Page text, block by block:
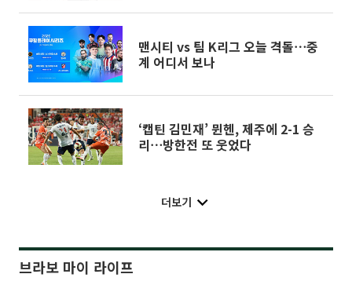
맨시티 vs 팀 K리그 오늘 격돌⋯중
계 어디서 보나
‘캡틴 김민재’ 뮌헨, 제주에 2-1 승
리⋯방한전 또 웃었다
더보기
브라보 마이 라이프